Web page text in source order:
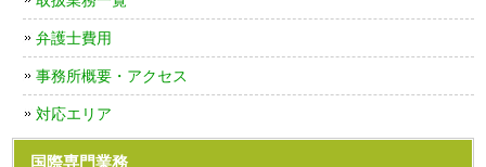
弁護士費用
事務所概要・アクセス
対応エリア
国際専門業務